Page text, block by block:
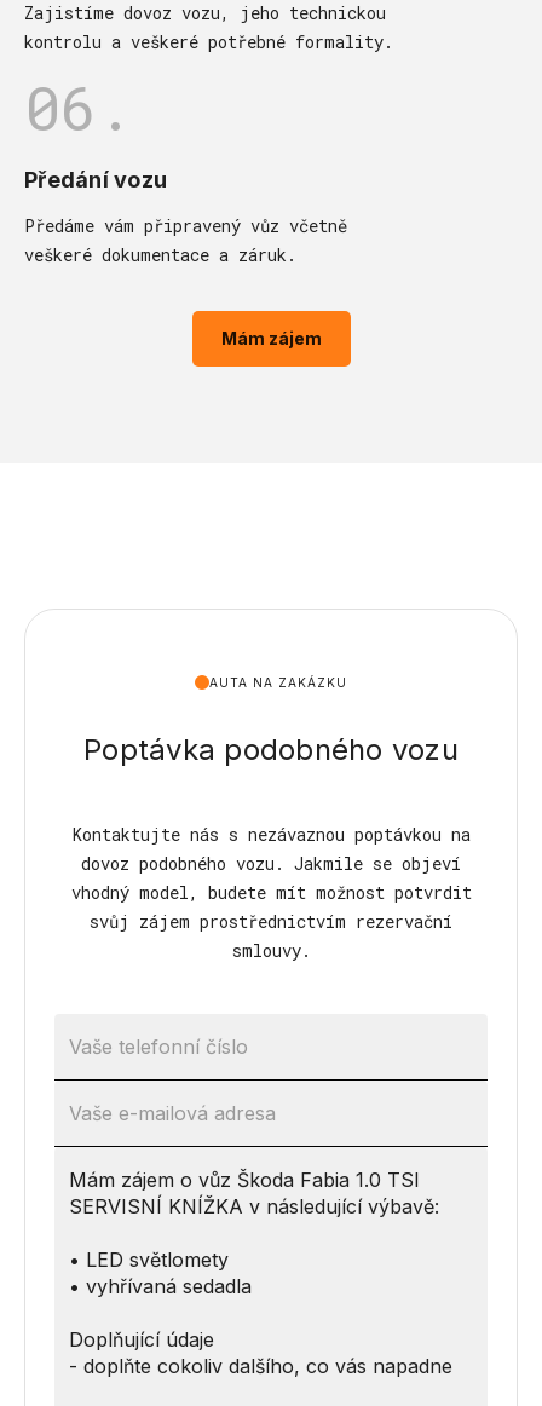
Zajistíme dovoz vozu, jeho technickou
kontrolu a veškeré potřebné formality.
06.
Předání vozu
Předáme vám připravený vůz včetně
veškeré dokumentace a záruk.
Mám zájem
AUTA NA ZAKÁZKU
Poptávka podobného vozu
Kontaktujte nás s nezávaznou poptávkou na
dovoz podobného vozu. Jakmile se objeví
vhodný model, budete mít možnost potvrdit
svůj zájem prostřednictvím rezervační
smlouvy.